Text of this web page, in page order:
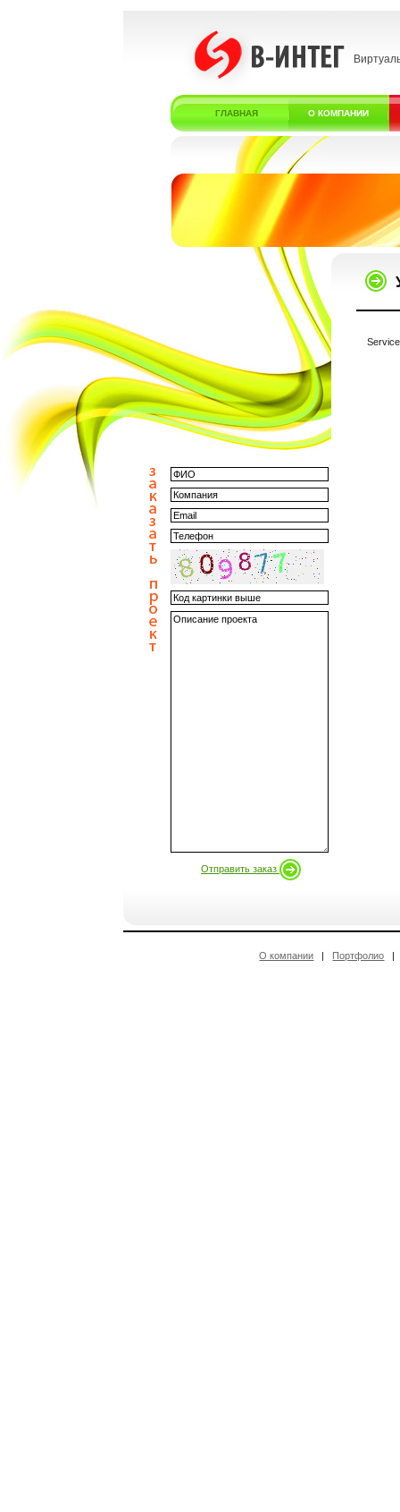
ГЛАВНАЯ О КОМПАНИИ
Отправить заказ
О компании | Портфолио